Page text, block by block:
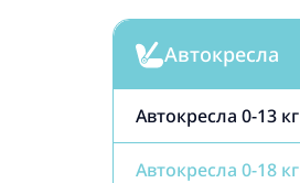
Автокресла
Автокресла 0-13 кг
Автокресла 0-18 кг